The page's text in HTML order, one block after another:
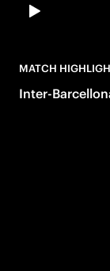
MATCH
Inter-